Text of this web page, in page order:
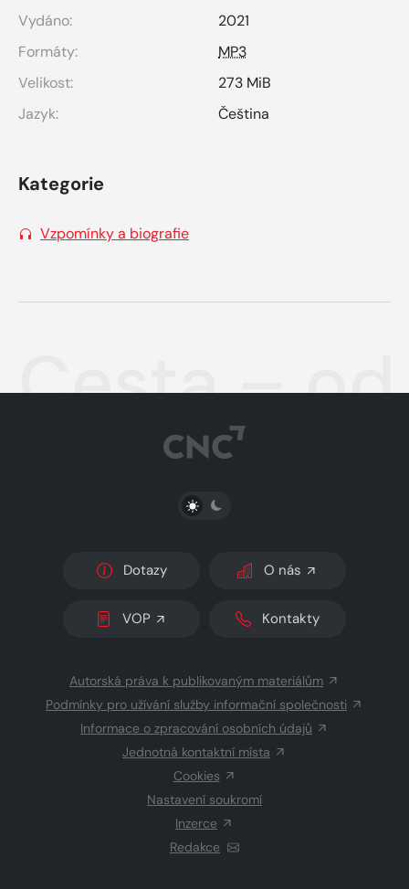
Vydáno:
2021
Formáty:
MP3
Velikost:
273 MiB
Jazyk:
Čeština
Kategorie
Vzpomínky a biografie
Cesta –
PŘEPNOUT SVĚTLÝ/TMAVÝ REŽIM
Dotazy O nás
VOP Kontakty
Autorská práva k publikovaným materiálům
Podmínky pro užívání služby informační společnosti
Informace o zpracování osobních údajů
Jednotná kontaktní místa
Cookies
Nastavení soukromí
Inzerce
Redakce